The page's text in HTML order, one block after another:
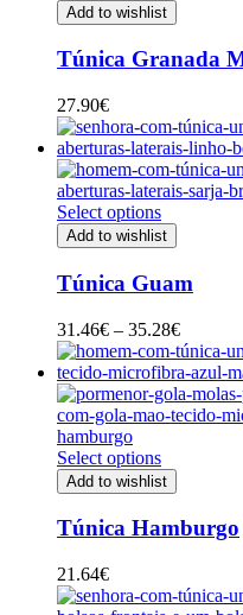
Add to wishlist
Túnica Granada
27.90€
Select options
Add to wishlist
Túnica Guam
31.46€ – 35.28€Price
range:
31.46€
through
35.28€
Select options
Add to wishlist
Túnica Hamburgo
21.64€